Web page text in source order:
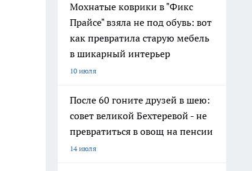
Мохнатые коврики в "Фикс
Прайсе" взяла не под обувь: вот
как превратила старую мебель
в шикарный интерьер
10 июля
После 60 гоните друзей в шею:
совет великой Бехтеревой - не
превратиться в овощ на пенсии
14 июля